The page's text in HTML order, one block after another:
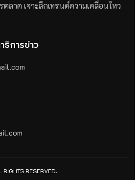
ลาด เจาะลึกเทรนด์ความเคลื่อนไหว
การข่าว
RESERVED.